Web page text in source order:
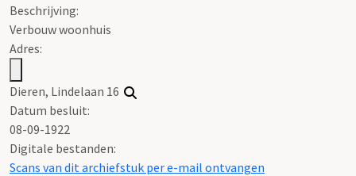
Beschrijving:
Verbouw woonhuis
Adres:
Dieren, Lindelaan 16
Datum besluit:
08-09-1922
Digitale bestanden:
Scans van dit archiefstuk per e-mail ontvangen